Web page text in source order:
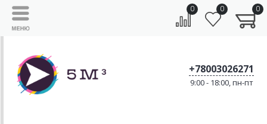
0 0 0
+78003026271
9:00 - 18:00, пн-пт